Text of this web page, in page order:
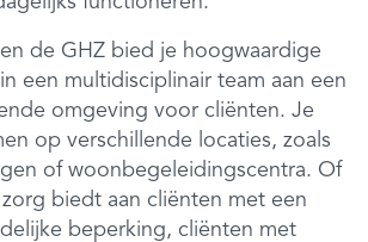
de GHZ bied je hoogwaardige
een multidisciplinair team aan een
omgeving voor cliënten. Je
op verschillende locaties, zoals
of woonbegeleidingscentra. Of
biedt aan cliënten met een
beperking, cliënten met